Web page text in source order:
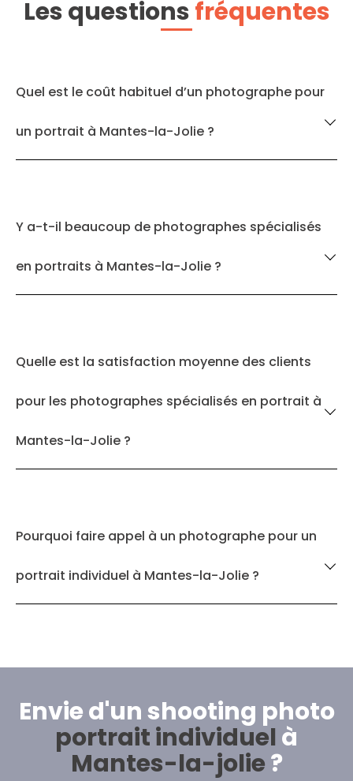
Les questionsfréquentes
Quel est le coût habituel d’un photographe pour
un portrait à Mantes-la-Jolie ?
Y a-t-il beaucoup de photographes spécialisés
en portraits à Mantes-la-Jolie ?
Quelle est la satisfaction moyenne des clients
pour les photographes spécialisés en portrait à
Mantes-la-Jolie ?
Pourquoi faire appel à un photographe pour un
portrait individuel à Mantes-la-Jolie ?
Envie d'un shooting photo
portrait individuelà
Mantes-la-jolie?